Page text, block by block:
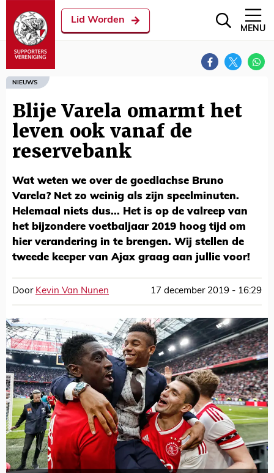
Lid Worden
MENU
NIEUWS
Blije Varela omarmt het
leven ook vanaf de
reservebank
Wat weten we over de goedlachse Bruno
Varela? Net zo weinig als zijn speelminuten.
Helemaal niets dus... Het is op de valreep van
het bijzondere voetbaljaar 2019 hoog tijd om
hier verandering in te brengen. Wij stellen de
tweede keeper van Ajax graag aan jullie voor!
Door Kevin Van Nunen 17 december 2019 - 16:29